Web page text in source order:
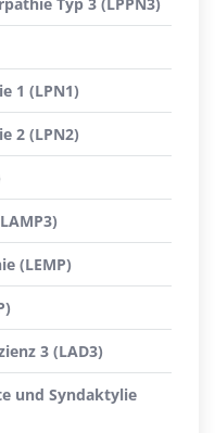
1 (LPN1)
2 (LPN2)
(LEMP)
3 (LAD3)
und Syndaktylie